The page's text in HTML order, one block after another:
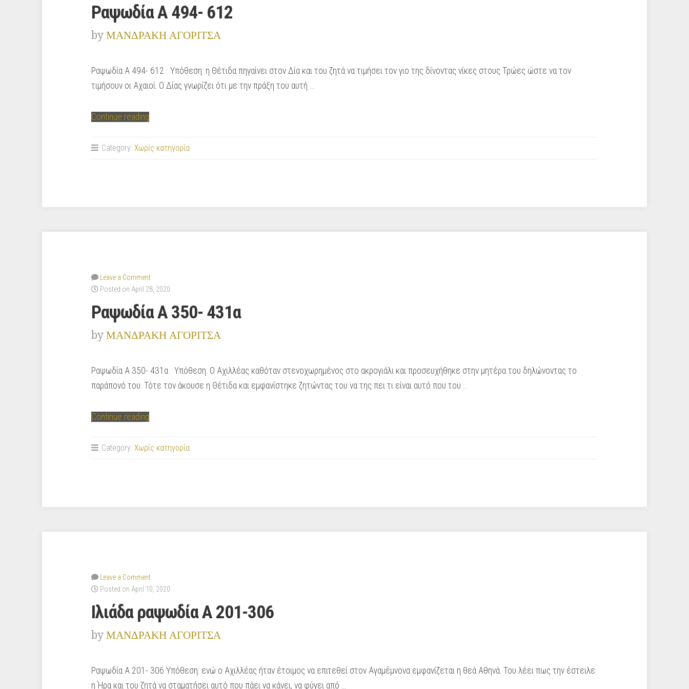
Ραψωδία Α 494- 612
by ΜΑΝΔΡΑΚΗ ΑΓΟΡΙΤΣΑ
Ραψωδία Α 494- 612 Υπόθεση: η Θέτιδα πηγαίνει στον Δία και του ζητά να τιμήσει τον γιο της δίνοντας νίκες στους Τρώες ώστε να τον
τιμήσουν οι Αχαιοί. Ο Δίας γνωρίζει ότι με την πράξη του αυτή …
Continue reading
494-
Category: Χωρίς κατηγορία
Leave a Comment
Posted on April 28, 2020
Ραψωδία Α 350- 431α
by ΜΑΝΔΡΑΚΗ ΑΓΟΡΙΤΣΑ
Ραψωδία Α 350- 431α Υπόθεση: Ο Αχιλλέας καθόταν στενοχωρημένος στο ακρογιάλι και προσευχήθηκε στην μητέρα του δηλώνοντας το
παράπονό του. Τότε τον άκουσε η Θέτιδα και εμφανίστηκε ζητώντας του να της πει τι είναι αυτό που του …
Continue reading
350-
Category: Χωρίς κατηγορία
Leave a Comment
Posted on April 10, 2020
Ιλιάδα ραψωδία Α 201-306
by ΜΑΝΔΡΑΚΗ ΑΓΟΡΙΤΣΑ
Ραψωδία Α 201- 306 Υπόθεση: ενώ ο Αχιλλέας ήταν έτοιμος να επιτεθεί στον Αγαμέμνονα εμφανίζεται η θεά Αθηνά. Του λέει πως την έστειλε
η Ήρα και του ζητά να σταματήσει αυτό που πάει να κάνει, να φύγει από …